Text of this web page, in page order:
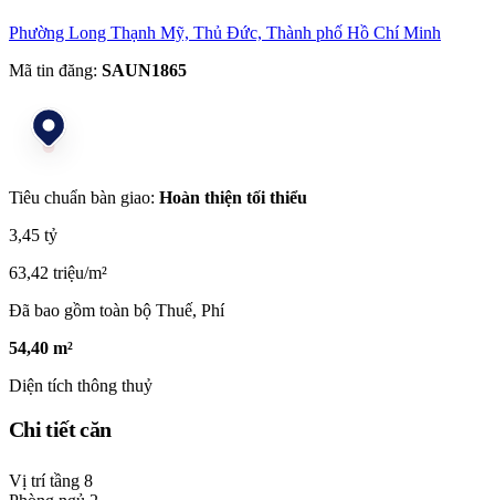
Phường Long Thạnh Mỹ, Thủ Đức, Thành phố Hồ Chí Minh
Mã tin đăng: SAUN1865
Tiêu chuẩn bàn giao: Hoàn thiện tối thiểu
3,45 tỷ
63,42 triệu/m²
Đã bao gồm toàn bộ Thuế, Phí
54,40 m²
Diện tích thông thuỷ
Chi tiết căn
Vị trí tầng 8